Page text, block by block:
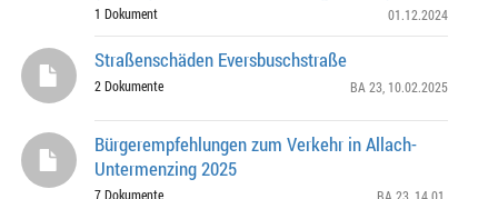
Warburg-Straße (nördlich) -Hirmerei-
1 Dokument 01.12.2024
Straßenschäden Eversbuschstraße
2 Dokumente BA 23 , 10.02.2025
Bürgerempfehlungen zum Verkehr in Allach-
Untermenzing 2025
7 Dokumente